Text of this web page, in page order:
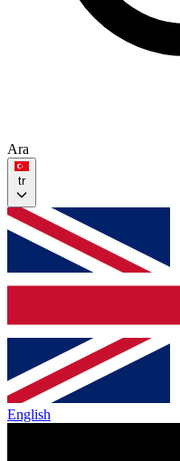
Ara
tr
English